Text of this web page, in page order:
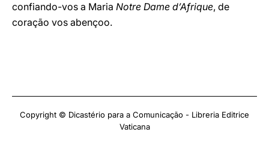
confiando-vos a Maria Notre Dame d’Afrique, de
coração vos abençoo.
Copyright © Dicastério para a Comunicação - Libreria Editrice
Vaticana